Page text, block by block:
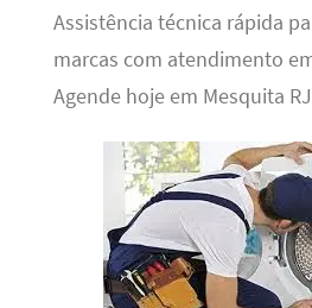
Assistência técnica rápida
marcas com atendimento
Agende hoje em Mesquita